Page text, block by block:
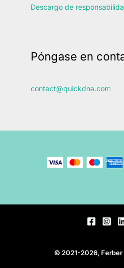
Descargo de
Póngase en
contact@quickdna.com
© 2021-2026, Ferber